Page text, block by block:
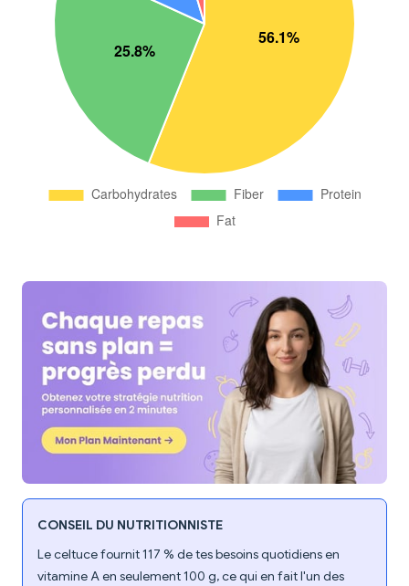
CONSEIL DU NUTRITIONNISTE
Le celtuce fournit 117 % de tes besoins quotidiens en
vitamine A en seulement 100 g, ce qui en fait l'un des